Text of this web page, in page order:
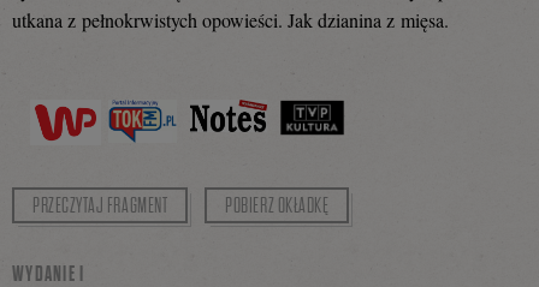
utkana z pełnokrwistych opowieści. Jak dzianina z mięsa.
PRZECZYTAJ FRAGMENT POBIERZ OKŁADKĘ
WYDANIE I